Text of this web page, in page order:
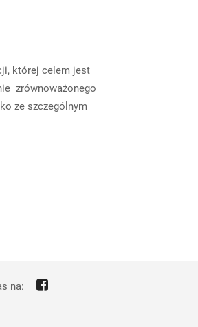
której celem jest
zrównoważonego
ze szczególnym
na: